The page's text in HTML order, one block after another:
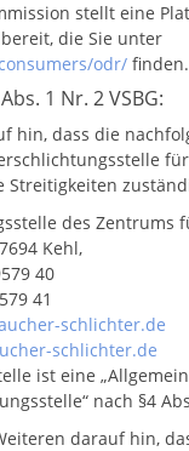
stellt eine
die Sie unter
odr/ finden.
1 Nr. 2 VSBG:
hin, dass die
für
Streitigkeiten
des Zentrums
Kehl,
40
41
schlichter.de
schlichter.de
ist eine
nach §4
darauf hin,